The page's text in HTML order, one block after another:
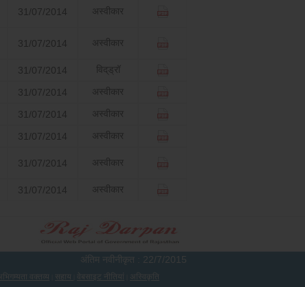
31/07/2014 अस्वीकार
31/07/2014 अस्वीकार
31/07/2014 विद्‌ड्रॉ
31/07/2014 अस्वीकार
31/07/2014 अस्वीकार
31/07/2014 अस्वीकार
31/07/2014 अस्वीकार
31/07/2014 अस्वीकार
अंतिम नवीनीकृत : 22/7/2015
अभिगम्यता वक्तव्य सहाय वेबसाइट नीतियां अस्विकृति